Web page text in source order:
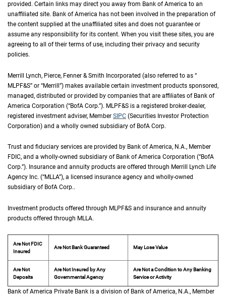
provided. Certain links may direct you away from Bank of America to an
unaffiliated site. Bank of America has not been involved in the preparation of
the content supplied at the unaffiliated sites and does not guarantee or
assume any responsibility for its content. When you visit these sites, you are
agreeing to all of their terms of use, including their privacy and security
policies.
Merrill Lynch, Pierce, Fenner & Smith Incorporated (also referred to as “
MLPF&S” or “Merrill”) makes available certain investment products sponsored,
managed, distributed or provided by companies that are affiliates of Bank of
America Corporation (“B of A Corp.
BofA Corp.”). M L P F and S
MLPF&S is a registered broker-dealer,
registered investment adviser, Member S I P C
SIPC (Securities Investor Protection
Corporation) and a wholly owned subsidiary of B of A Corp.
BofA Corp.
Trust and fiduciary services are provided by Bank of America, N A
N.A., Member
FDIC, and a wholly-owned subsidiary of Bank of America Corporation (“B of A
BofA
Corp.”). Insurance and annuity products are offered through Merrill Lynch Life
Agency Inc. (“M L L A
MLLA”), a licensed insurance agency and wholly-owned
subsidiary of B of A Corp.
BofA Corp..
Investment products offered through M L P F and S
MLPF&S and insurance and annuity
products offered through M L L A
MLLA.
Are Not FDIC
Insured
Are Not Bank Guaranteed May Lose Value
Are Not
Deposits
Are Not Insured by Any
Governmental Agency
Are Not a Condition to Any Banking
Service or Activity
Bank of America Private Bank is a division of Bank of America, N A
N.A., Member